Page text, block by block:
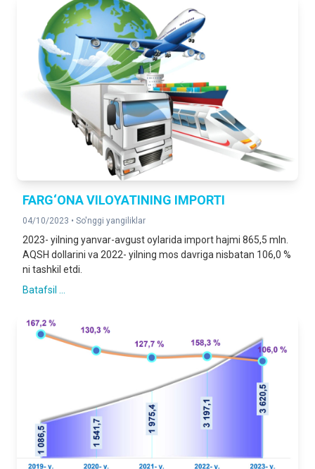
FARG‘ONA VILOYATINING IMPORTI
04/10/2023 • So'nggi yangiliklar
2023- yilning yanvar-avgust oylarida import hajmi 865,5 mln.
AQSH dollarini va 2022- yilning mos davriga nisbatan 106,0 %
ni tashkil etdi.
Batafsil ...